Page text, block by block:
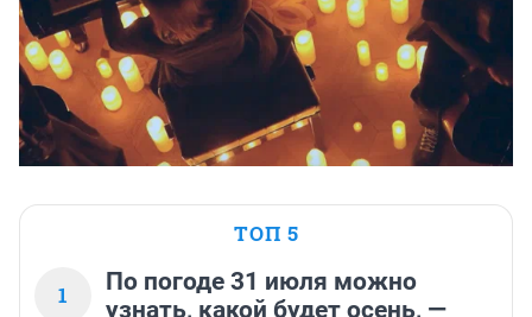
ТОП 5
1
По погоде 31 июля можно
узнать, какой будет осень, —